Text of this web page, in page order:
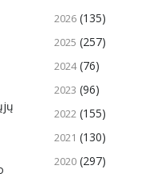
2026 (135)
2025 (257)
2024(76)
2023 (96)
2022 (155)
2021 (130)
2020 (297)